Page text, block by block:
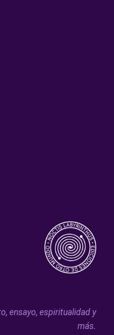
ensayo, espiritualidad y
más.